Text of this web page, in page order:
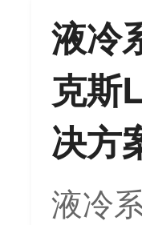
液冷
克斯
决方
液冷